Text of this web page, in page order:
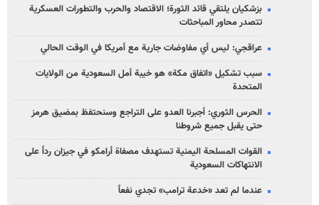
بزشكيان يلتقي قائد الثورة؛ الاقتصاد والحرب والتطورات العسكرية
تتصدر محاور المباحثات
عراقجي: ليس أي مفاوضات جارية مع أمريكا في الوقت الحالي
سبب تشكيل «اتفاق مكة» هو خيبة أمل السعودية من الولايات
المتحدة
الحرس الثوري: أجبرنا العدو على التراجع وسنحتفظ بمضيق هرمز
حتى يقبل جميع شروطنا
القوات المسلحة اليمنية تستهدف مصفاة أرامكو في جيزان رداً على
الانتهاكات السعودية
عندما لم تعد «خدعة ترامب» تجدي نفعاً